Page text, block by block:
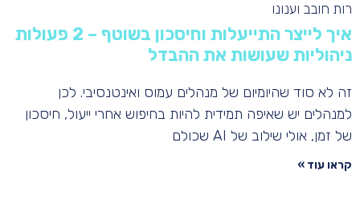
איך לייצר התייעלות וחיסכון בשוטף – 2 פעולות
ניהוליות שעושות את ההבדל
רות חובב וענונו
זה לא סוד שהיומיום של מנהלים עמוס ואינטנסיבי. לכן
למנהלים יש שאיפה תמידית להיות בחיפוש אחרי ייעול, חיסכון
של זמן, אולי שילוב של AI שכולם
קראו עוד »